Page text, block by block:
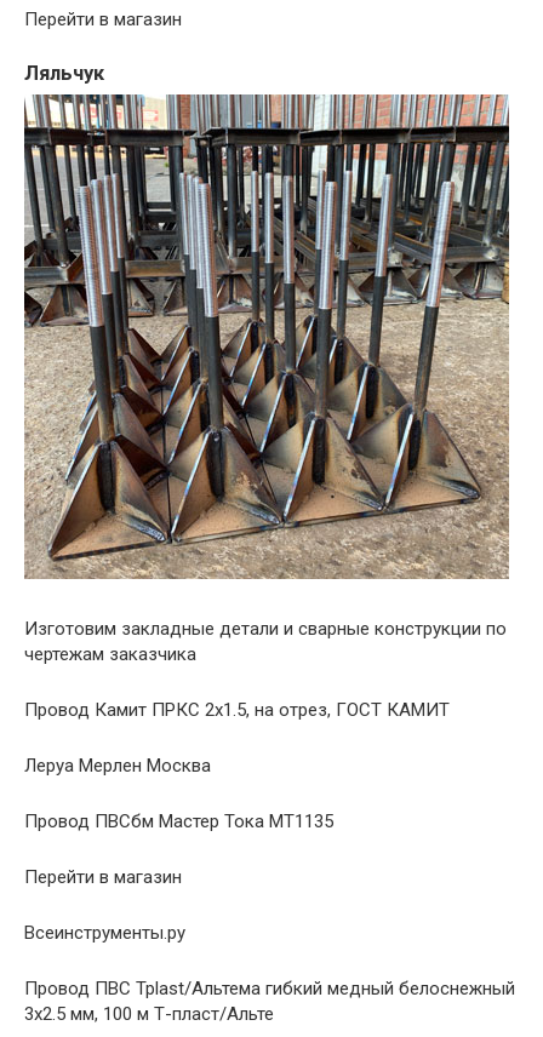
Перейти в магазин
Ляльчук
Изготовим закладные детали и сварные конструкции по
чертежам заказчика
Провод Камит ПРКС 2х1.5, на отрез, ГОСТ КАМИТ
Леруа Мерлен Москва
Провод ПВСбм Мастер Тока МТ1135
Перейти в магазин
Всеинструменты.ру
Провод ПВС Tplast/Альтема гибкий медный белоснежный
3х2.5 мм, 100 м Т-пласт/Альте